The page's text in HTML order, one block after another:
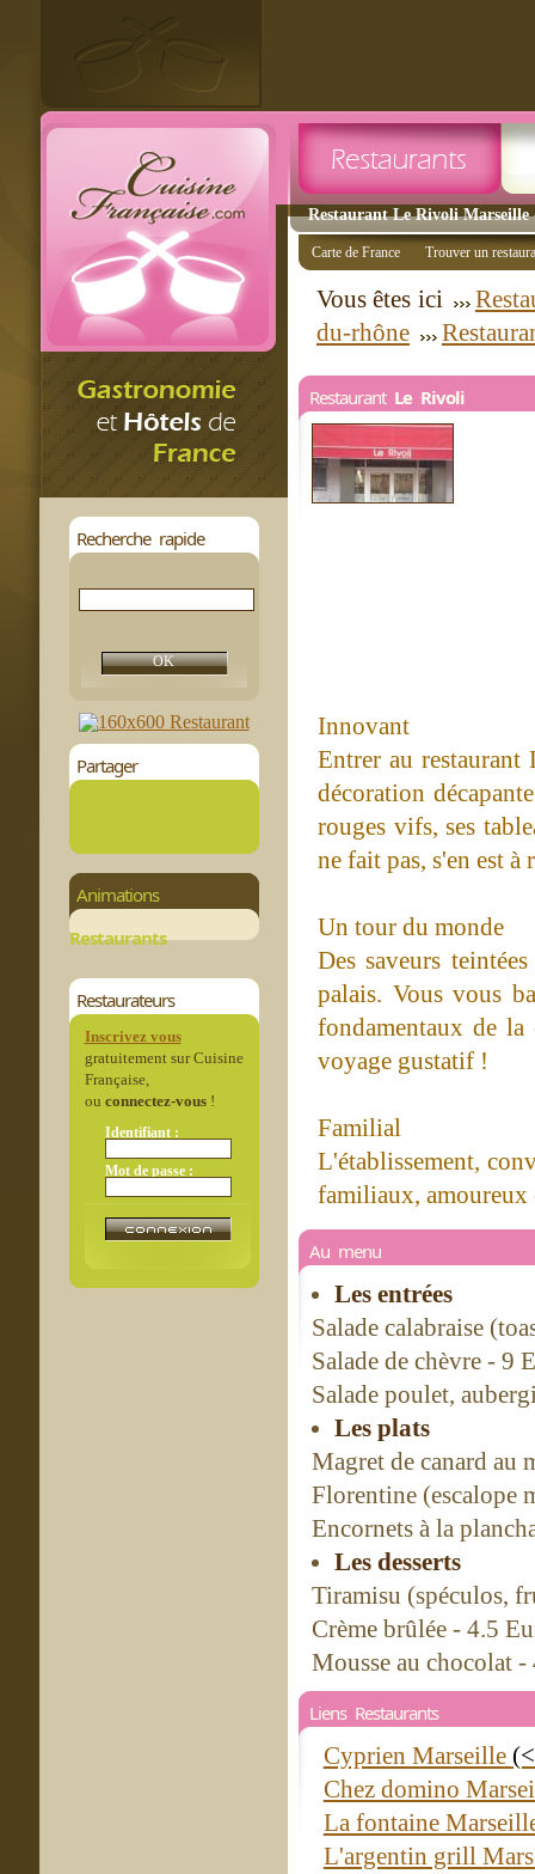
Restaurant Le Rivoli Marseille
Recherche rapide
Partager
Animations
Restaurants
Restaurateurs
Inscrivez vous
gratuitement sur Cuisine
Française,
ou connectez-vous!
Identifiant :
Mot de passe :
Carte de France Trouver un
Vous êtes ici
du-rhône
Restaurant Le Rivoli
Innovant
Entrer au
décoration
rouges vifs, ses
ne fait pas, s'en est
Un tour du monde
Des saveurs
palais. Vous vous
fondamentaux de la
voyage gustatif !
Familial
L'établissement,
familiaux, amoureux
Au menu
Les entrées
Salade calabraise
Salade de chèvre - 9
Salade poulet,
Les plats
Magret de canard au
Florentine (escalope
Encornets à la
Les desserts
Tiramisu (spéculos,
Crème brûlée - 4.5
Mousse au chocolat -
Liens Restaurants
Cyprien Marseille
Chez domino
La fontaine
L'argentin grill